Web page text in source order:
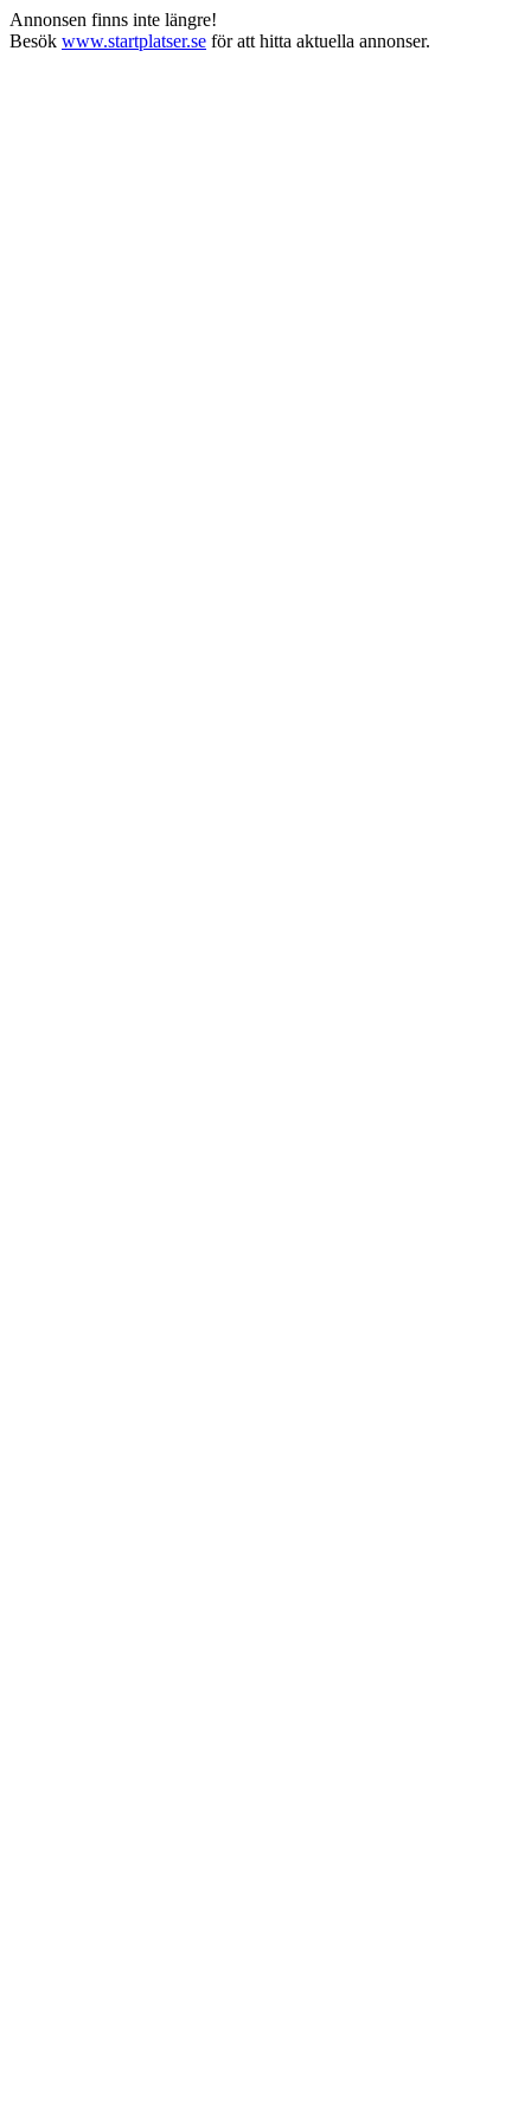
Annonsen finns inte längre!
Besök www.startplatser.se för att hitta aktuella annonser.